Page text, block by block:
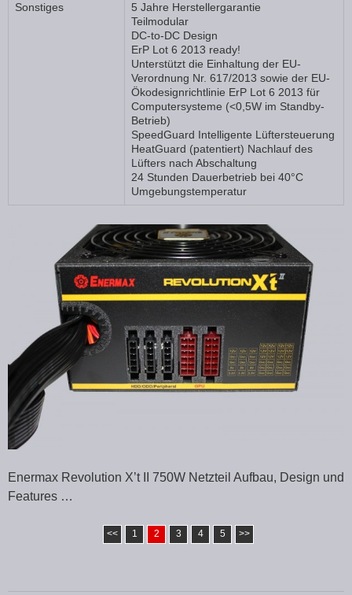
Sonstiges
5 Jahre Herstellergarantie
Teilmodular
DC-to-DC Design
ErP Lot 6 2013 ready!
Unterstützt die Einhaltung der EU-
Verordnung Nr. 617/2013 sowie der EU-
Ökodesignrichtlinie ErP Lot 6 2013 für
Computersysteme (<0,5W im Standby-
Betrieb)
SpeedGuard Intelligente Lüftersteuerung
HeatGuard (patentiert) Nachlauf des
Lüfters nach Abschaltung
24 Stunden Dauerbetrieb bei 40°C
Umgebungstemperatur
Enermax Revolution X’t II 750W Netzteil Aufbau, Design und
Features …
<< 1 2 3 4 5 >>